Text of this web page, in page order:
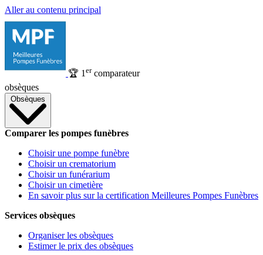
Aller au contenu principal
🏆 1 ercomparateur
obsèques
Obsèques
Comparer les pompes funèbres
Choisir une pompe funèbre
Choisir un crematorium
Choisir un funérarium
Choisir un cimetière
En savoir plus sur la certification Meilleures Pompes Funèbres
Services obsèques
Organiser les obsèques
Estimer le prix des obsèques